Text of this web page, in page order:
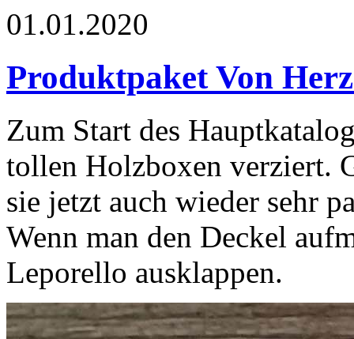
01.01.2020
Produktpaket Von
Zum Start des
tollen Holzboxen verziert.
sie jetzt auch wieder sehr
Wenn man den Deckel
Leporello ausklappen.